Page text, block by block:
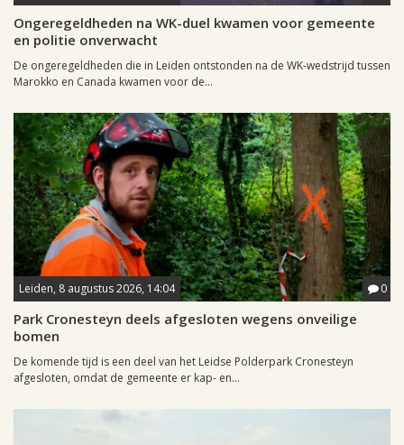
Ongeregeldheden na WK-duel kwamen voor gemeente
en politie onverwacht
De ongeregeldheden die in Leiden ontstonden na de WK-wedstrijd tussen
Marokko en Canada kwamen voor de...
Leiden, 8 augustus 2026, 14:04 0
Park Cronesteyn deels afgesloten wegens onveilige
bomen
De komende tijd is een deel van het Leidse Polderpark Cronesteyn
afgesloten, omdat de gemeente er kap- en...